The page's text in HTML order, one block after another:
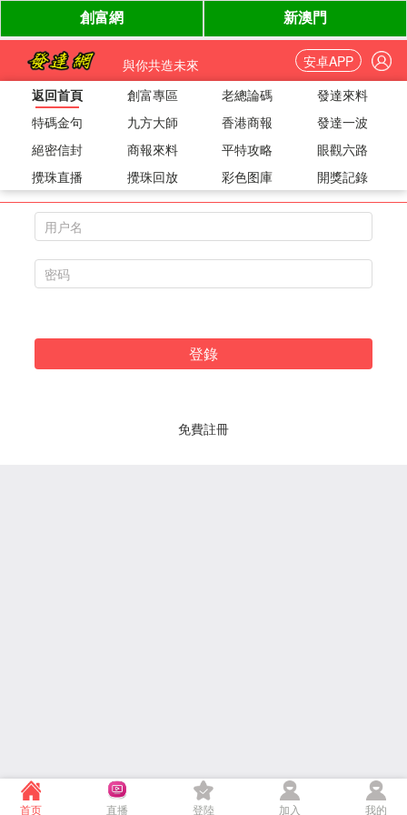
與你共造未來
安卓APP
返回首頁
創富專區 老總論碼
發達來料
特碼金句
九方大師 香港商報
發達一波
絕密信封
商報來料 平特攻略
眼觀六路
攪珠直播
攪珠回放 彩色图庫 開獎記錄
用戶登錄
登錄
免費註冊
首页 直播 登陸 加入 我的